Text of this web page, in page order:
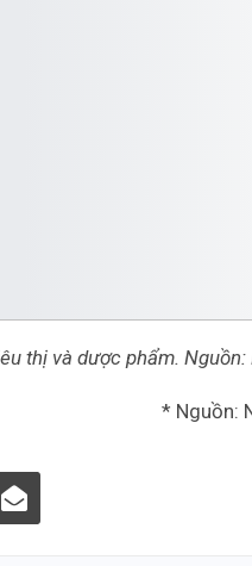
thị và dược phẩm.
* Nguồn: